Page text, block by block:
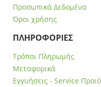
Προσωπικά Δεδομένα
Όροι χρήσης
ΠΛΗΡΟΦΟΡΙΕΣ
Τρόποι Πληρωμής
Μεταφορικά
Εγγυήσεις - Service